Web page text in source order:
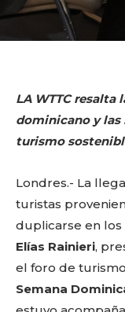
LA WTTC resalta
dominicano y las
turismo
Londres.- La
turistas
duplicarse en los
Elías Rainieri,
el foro de
Semana